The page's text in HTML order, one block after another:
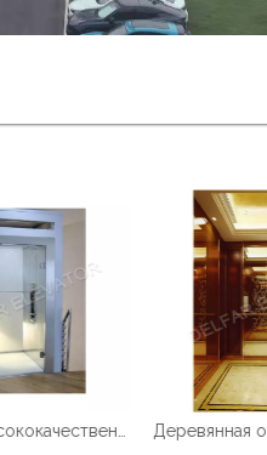
DELFAR Высококачественный и прочный домашний лифт